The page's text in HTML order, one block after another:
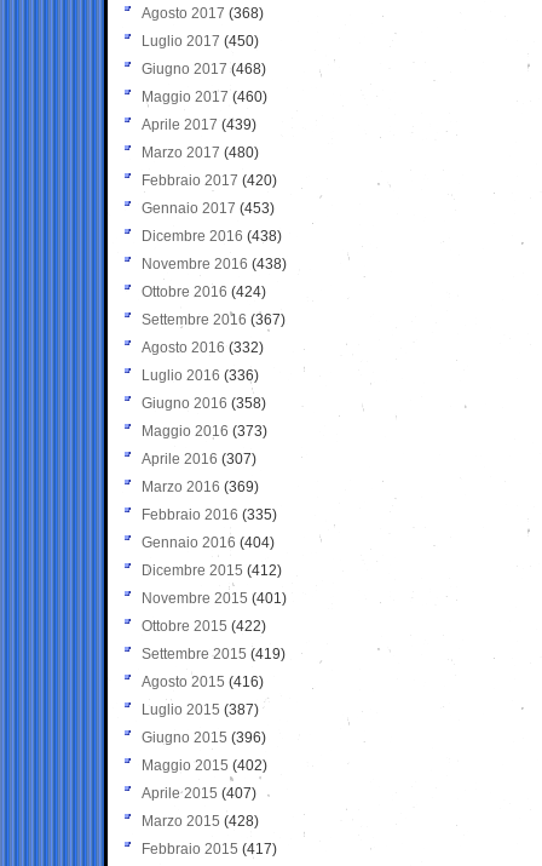
Agosto 2017 (368)
Luglio 2017 (450)
Giugno 2017 (468)
Maggio 2017 (460)
Aprile 2017 (439)
Marzo 2017 (480)
Febbraio 2017 (420)
Gennaio 2017 (453)
Dicembre 2016 (438)
Novembre 2016 (438)
Ottobre 2016 (424)
Settembre 2016 (367)
Agosto 2016 (332)
Luglio 2016 (336)
Giugno 2016 (358)
Maggio 2016 (373)
Aprile 2016 (307)
Marzo 2016 (369)
Febbraio 2016 (335)
Gennaio 2016 (404)
Dicembre 2015 (412)
Novembre 2015 (401)
Ottobre 2015 (422)
Settembre 2015 (419)
Agosto 2015 (416)
Luglio 2015 (387)
Giugno 2015 (396)
Maggio 2015 (402)
Aprile 2015 (407)
Marzo 2015 (428)
Febbraio 2015 (417)